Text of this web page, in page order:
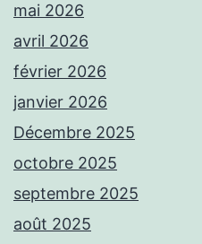
mai 2026
avril 2026
février 2026
janvier 2026
Décembre 2025
octobre 2025
septembre 2025
août 2025